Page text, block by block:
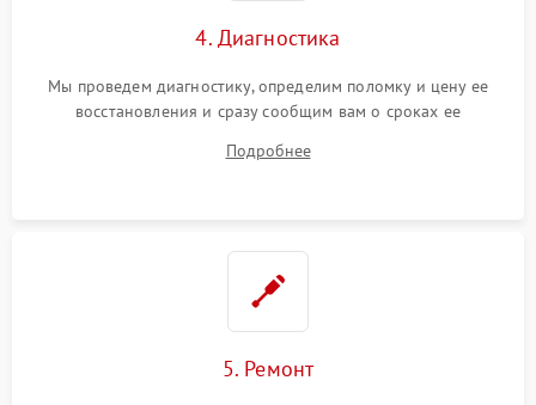
4. Диагностика
Мы проведем диагностику, определим поломку и цену ее
восстановления и сразу сообщим вам о сроках ее
Подробнее
5. Ремонт